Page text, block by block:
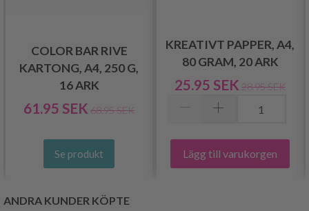
COLOR BAR RIVE
KARTONG, A4, 250 G,
16 ARK
61.95 SEK 68.95 SEK
Se produkt
KREATIVT PAPPER, A4,
80 GRAM, 20 ARK
25.95 SEK 28.95 SEK
Lägg till varukorgen
ANDRA KUNDER KÖPTE